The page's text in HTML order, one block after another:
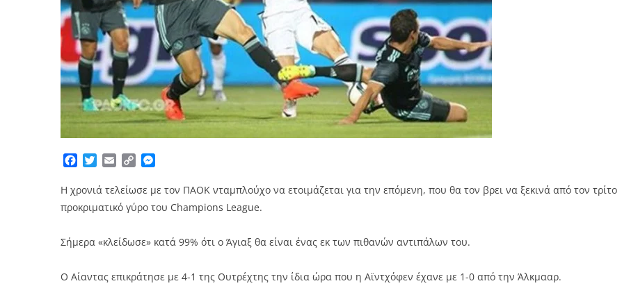
Facebook
TwitterEmailCopy
Η χρονιά τελείωσε με τον ΠΑΟΚ νταμπλούχο να ετοιμάζεται για την επόμενη, που θα τον βρει να ξεκινά από τον τρίτο
προκριματικό γύρο του Champions League.
Σήμερα «κλείδωσε» κατά 99% ότι ο Άγιαξ θα είναι ένας εκ των πιθανών αντιπάλων του.
Ο Αίαντας επικράτησε με 4-1 της Ουτρέχτης την ίδια ώρα που η Αϊντχόφεν έχανε με 1-0 από την Άλκμααρ.